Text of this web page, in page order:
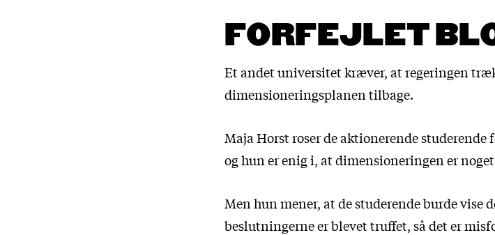
FORFEJLET
Et andet universitet kræver, at regeringen
dimensioneringsplanen tilbage.
Maja Horst roser de aktionerende studerende
og hun er enig i, at dimensioneringen er
Men hun mener, at de studerende burde vise
beslutningerne er blevet truffet, så det er